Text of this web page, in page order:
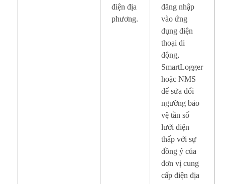
điện địa
phương.
đăng nhập
vào ứng
dụng điện
thoại di
động,
SmartLogger
hoặc NMS
để sửa đổi
ngưỡng bảo
vệ tần số
lưới điện
thấp với sự
đồng ý của
đơn vị cung
cấp điện địa